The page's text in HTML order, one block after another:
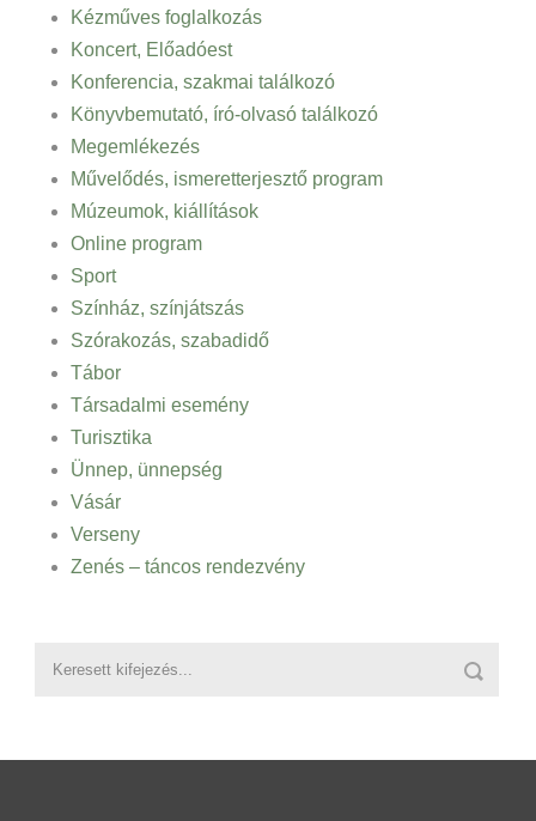
Kézműves foglalkozás
Koncert, Előadóest
Konferencia, szakmai találkozó
Könyvbemutató, író-olvasó találkozó
Megemlékezés
Művelődés, ismeretterjesztő program
Múzeumok, kiállítások
Online program
Sport
Színház, színjátszás
Szórakozás, szabadidő
Tábor
Társadalmi esemény
Turisztika
Ünnep, ünnepség
Vásár
Verseny
Zenés – táncos rendezvény